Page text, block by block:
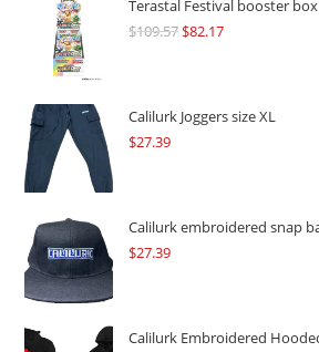
Terastal Festival booster box
$109.57Original
$109.57.
$82.17Current
$82.17.
Calilurk Joggers size XL
$27.39
Calilurk embroidered snap
$27.39
Calilurk Embroidered